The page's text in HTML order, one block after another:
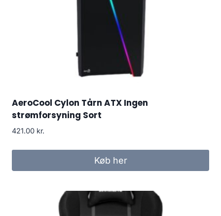
AeroCool Cylon Tårn ATX Ingen
strømforsyning Sort
421.00 kr.
Køb her